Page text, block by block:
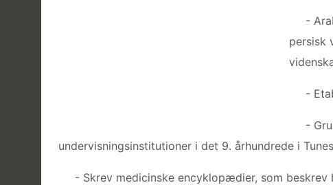
-
persisk
-
-
undervisningsinstitutioner i det 9. århundrede i
- Skrev medicinske encyklopædier, som